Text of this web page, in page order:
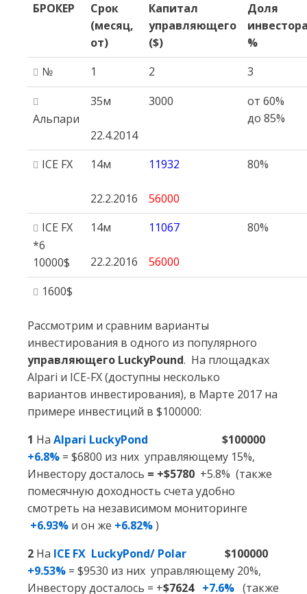
БРОКЕР
Срок
(месяц,
от)
Капитал
управляющего
($)
Доля
%
№
1 2 3
Альпари
35м
22.4.2014
3000
от 60%
до 85%
ICE FX 14м
22.2.2016
11932
56000
80%
ICE FX
*6
10000$
14м
22.2.2016
11067
56000
80%
1600$
Рассмотрим и сравним варианты
инвестирования в одного из популярного
управляющего LuckyPound. На площадках
Alpari и ICE-FX (доступны несколько
вариантов инвестирования), в Марте 2017 на
примере инвестиций в $100000:
1 На Alpari LuckyPond
$100000
+6.8% = $6800 из них управляющему 15%,
Инвестору досталось = +$5780 +5.8% (также
помесячную доходность счета удобно
смотреть на независимом мониторинге
+6.93% и он же +6.82%)
2 На ICE FX LuckyPond/ Polar
$100000
+9.53% = $9530 из них управляющему 20%,
Инвестору досталось = +$7624 +7.6% (также